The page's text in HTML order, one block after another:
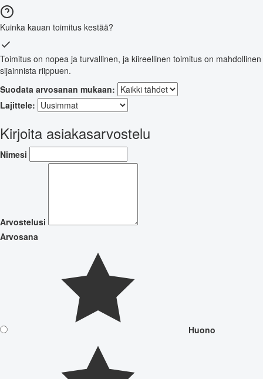
Kuinka kauan toimitus kestää?
Toimitus on nopea ja turvallinen, ja kiireellinen toimitus on mahdollinen
sijainnista riippuen.
Suodata arvosanan mukaan:
Lajittele:
Kirjoita asiakasarvostelu
Nimesi
Arvostelusi
Arvosana
Huono